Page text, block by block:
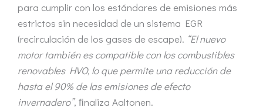
para cumplir con los estándares de emisiones más
estrictos sin necesidad de un sistema EGR
(recirculación de los gases de escape). “El nuevo
motor también es compatible con los combustibles
renovables HVO, lo que permite una reducción de
hasta el 90% de las emisiones de efecto
invernadero”, ﬁnaliza Aaltonen.